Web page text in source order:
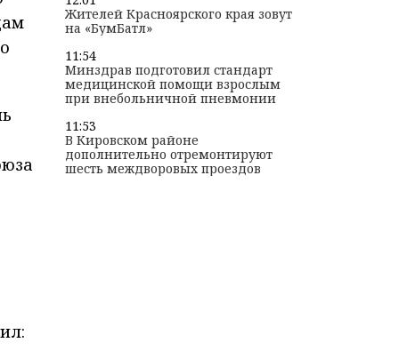
Жителей Красноярского края зовут
на «БумБатл»
11:54
Минздрав подготовил стандарт
медицинской помощи взрослым
при внебольничной пневмонии
11:53
В Кировском районе
дополнительно отремонтируют
шесть междворовых проездов